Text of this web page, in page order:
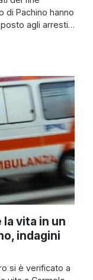
di Pachino hanno
agli arresti
stato sorpreso
che ha attivato
vita in un
indagini
si è verificato a